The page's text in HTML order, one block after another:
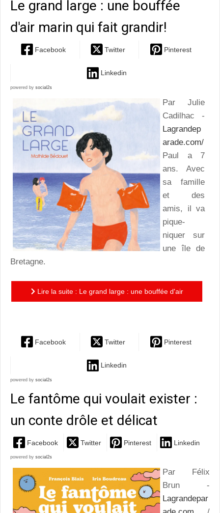
Le grand large : une bouffée
d'air marin qui fait grandir!
Facebook Twitter Pinterest
Linkedin
powered by social2s
Par Julie
Cadilhac -
Lagrandep
arade.com/
Paul a 7
ans. Avec
sa famille
et des
amis, il va
pique-
niquer sur
une île de
Bretagne.
Lire la suite : Le grand large : une bouffée d'air
Facebook Twitter Pinterest
Linkedin
powered by social2s
Le fantôme qui voulait exister :
un conte drôle et délicat
Facebook Twitter Pinterest Linkedin
powered by social2s
Par Félix
Brun -
Lagrandepar